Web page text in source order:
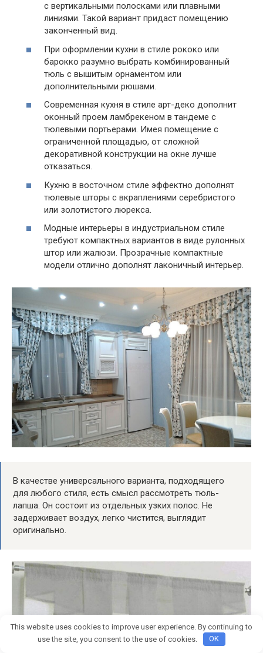
с вертикальными полосками или плавными
линиями. Такой вариант придаст помещению
законченный вид.
При оформлении кухни в стиле рококо или
барокко разумно выбрать комбинированный
тюль с вышитым орнаментом или
дополнительными рюшами.
Современная кухня в стиле арт-деко дополнит
оконный проем ламбрекеном в тандеме с
тюлевыми портьерами. Имея помещение с
ограниченной площадью, от сложной
декоративной конструкции на окне лучше
отказаться.
Кухню в восточном стиле эффектно дополнят
тюлевые шторы с вкраплениями серебристого
или золотистого люрекса.
Модные интерьеры в индустриальном стиле
требуют компактных вариантов в виде рулонных
штор или жалюзи. Прозрачные компактные
модели отлично дополнят лаконичный интерьер.
В качестве универсального варианта, подходящего
для любого стиля, есть смысл рассмотреть тюль-
лапша. Он состоит из отдельных узких полос. Не
задерживает воздух, легко чистится, выглядит
оригинально.
This website uses cookies to improve user experience. By continuing to
use the site, you consent to the use of cookies.
OK